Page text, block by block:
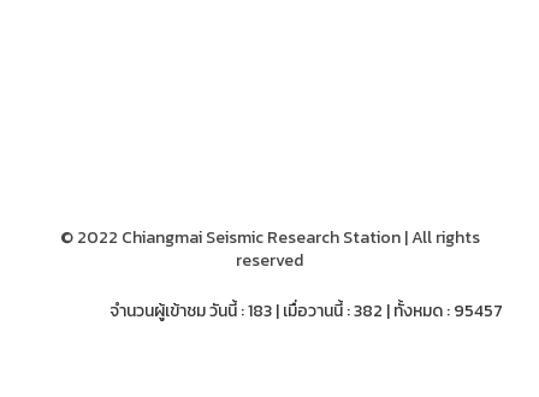
© 2022 Chiangmai Seismic Research Station | All rights
reserved
จำนวนผู้เข้าชม วันนี้ : 183 | เมื่อวานนี้ : 382 | ทั้งหมด : 95457